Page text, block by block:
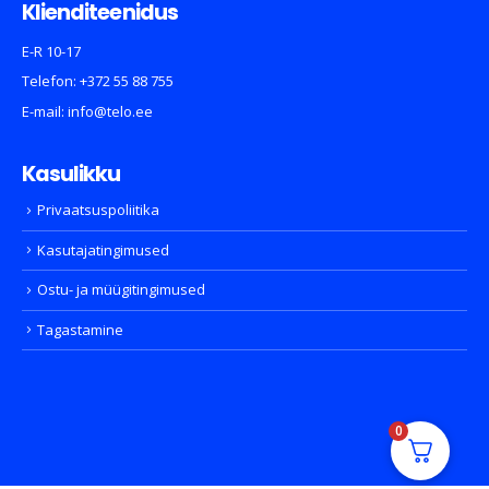
Klienditeenidus
E-R 10-17
Telefon: +372 55 88 755
E-mail: info@telo.ee
Kasulikku
Privaatsuspoliitika
Kasutajatingimused
Ostu- ja müügitingimused
Tagastamine
0